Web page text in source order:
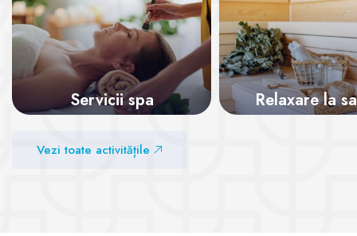
Servicii spa
Vezi sălile
Relaxare la
Vezi toate activitățile